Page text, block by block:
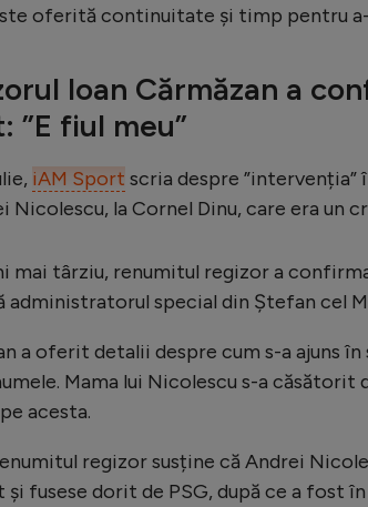
oferită continuitate și timp pentru
Ioan Cărmăzan a
”E fiul meu”
iAM Sport scria despre ”intervenția”
Nicolescu, la Cornel Dinu, care era un
mai târziu, renumitul regizor a
administratorul special din Ștefan cel
a oferit detalii despre cum s-a ajuns
Mama lui Nicolescu s-a căsătorit
acesta.
regizor susține că Andrei
fusese dorit de PSG, după ce a fost în